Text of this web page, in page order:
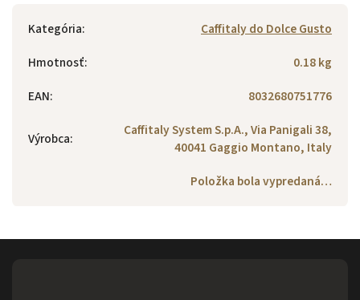
Kategória:
Caffitaly do Dolce Gusto
Hmotnosť:
0.18 kg
EAN: 8032680751776
Výrobca:
Caffitaly System S.p.A., Via Panigali 38,
40041 Gaggio Montano, Italy
Položka bola vypredaná…